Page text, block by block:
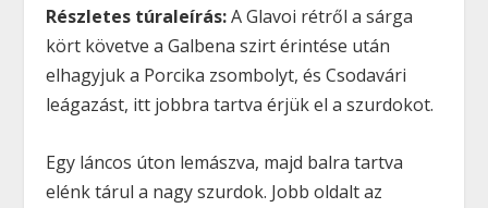
Részletes túraleírás:A Glavoi rétről a sárga
kört követve a Galbena szirt érintése után
elhagyjuk a Porcika zsombolyt, és Csodavári
leágazást, itt jobbra tartva érjük el a szurdokot.
Egy láncos úton lemászva, majd balra tartva
elénk tárul a nagy szurdok. Jobb oldalt az